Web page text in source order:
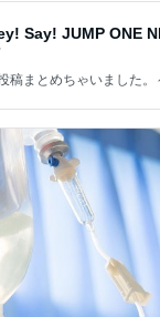
Say! JUMP ONE
稿まとめちゃいました。